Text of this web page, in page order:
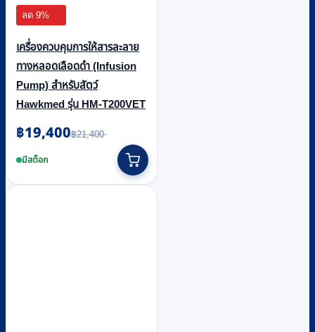
ลด 9%
เครื่องควบคุมการให้สารละลาย
ทางหลอดเลือดดำ (Infusion
Pump) สำหรับสัตว์
Hawkmed รุ่น HM-T200VET
฿21,400
Original
price
was:
฿21,400.
฿19,400
Current
price
is:
฿19,400.
มีสต็อก